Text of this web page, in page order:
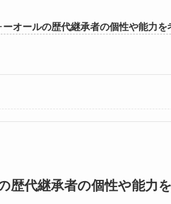
オールの歴代継承者の個性や能力を
歴代継承者の個性や能力